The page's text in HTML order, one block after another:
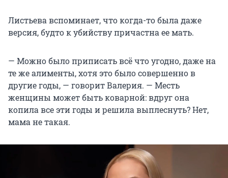
Листьева вспоминает, что когда-то была даже
версия, будто к убийству причастна ее мать.
— Можно было приписать всё что угодно, даже на
те же алименты, хотя это было совершенно в
другие годы, — говорит Валерия. — Месть
женщины может быть коварной: вдруг она
копила все эти годы и решила выплеснуть? Нет,
мама не такая.